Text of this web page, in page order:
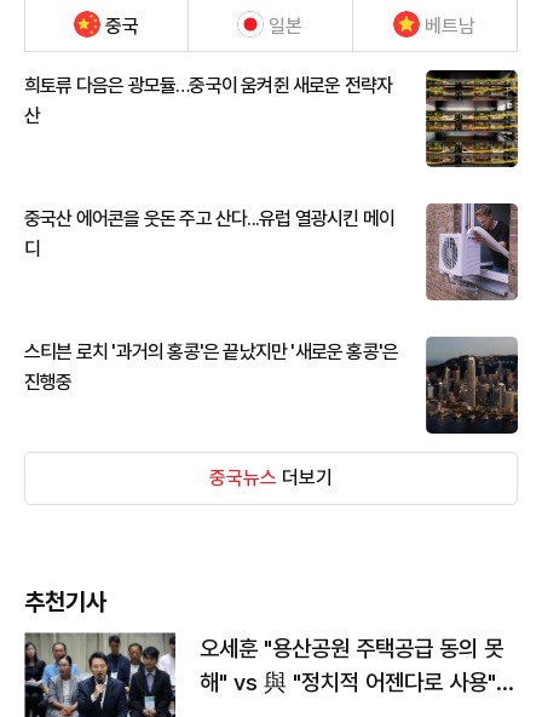
중국 일본 베트남
희토류 다음은 광모듈…중국이 움켜쥔 새로운 전략자
산
중국산 에어콘을 웃돈 주고 산다...유럽 열광시킨 메이
디
스티븐 로치 '과거의 홍콩'은 끝났지만 '새로운 홍콩'은
진행중
중국뉴스 더보기
추천기사
오세훈 "용산공원 주택공급 동의 못
해" vs 與 "정치적 어젠다로 사용"